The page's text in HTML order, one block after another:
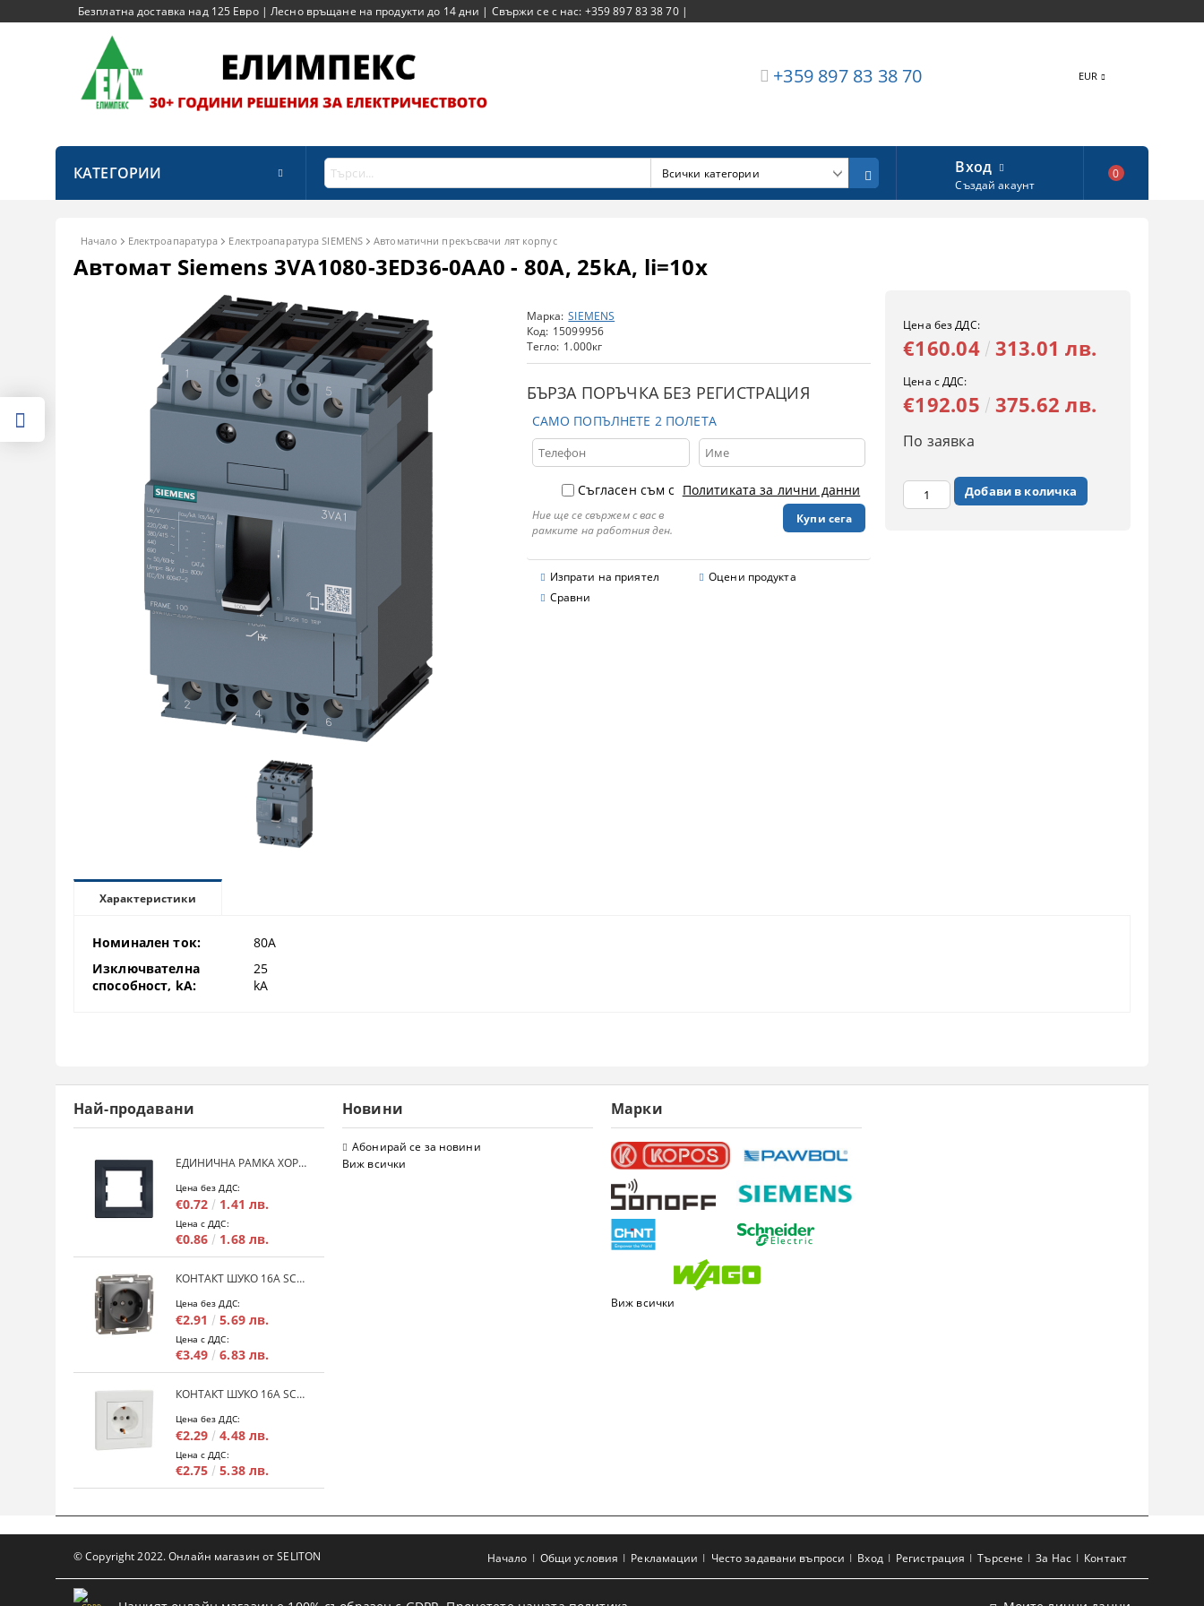
Безплатна доставка над 125 Евро | Лесно връщане на продукти до 14 дни | Свържи се с нас: +359 897 83 38 70 |
+359 897 83 38 70 EUR
КАТЕГОРИИ Вход
Създай акаунт
0
Начало Електроапаратура Електроапаратура SIEMENS Автоматични прекъсвачи лят корпус
Автомат Siemens 3VA1080-3ED36-0AA0 - 80A, 25kA, li=10x
Марка: SIEMENS
Код: 15099956
Тегло: 1.000кг
БЪРЗА ПОРЪЧКА БЕЗ РЕГИСТРАЦИЯ
САМО ПОПЪЛНЕТЕ 2 ПОЛЕТА
Съгласен съм с Политиката за лични данни
Ние ще се свържем с вас в
рамките на работния ден.
Изпрати на приятел
Оцени продукта
Сравни
Цена без ДДС:
€160.04 313.01 лв.
Цена с ДДС:
€192.05 375.62 лв.
По заявка
Характеристики
Номинален ток:
80A
Изключвателна
способност, kA:
25
kA
Най-продавани
ЕДИНИЧНА РАМКА ХОРИЗОНТАЛНА SCHNEIDER ASFORA EPH5800171 - АНТРАЦИТ
Цена без ДДС:
€0.72 1.41 лв.
Цена с ДДС:
€0.86 1.68 лв.
КОНТАКТ ШУКО 16A SCHNEIDER ASFORA EPH2900171 - АНРАЦИТ
Цена без ДДС:
€2.91 5.69 лв.
Цена с ДДС:
€3.49 6.83 лв.
КОНТАКТ ШУКО 16A SCHNEIDER ASFORA EPH2900121 - БЯЛ
Цена без ДДС:
€2.29 4.48 лв.
Цена с ДДС:
€2.75 5.38 лв.
Новини
Абонирай се за новини
Виж всички
Марки
Виж всички
© Copyright 2022. Онлайн магазин от SELITON Начало Общи условия Рекламации Често задавани въпроси Вход Регистрация Търсене За Нас Контакт